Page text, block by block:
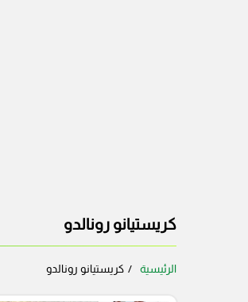
كريستيانو رونالدو
الرئيسية كريستيانو رونالدو